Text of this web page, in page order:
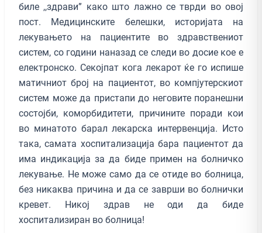
биле ,,здрави” како што лажно се тврди во овој
пост. Медицинските белешки, историјата на
лекувањето на пациентите во здравствениот
систем, со години наназад се следи во досие кое е
електронско. Секојпат кога лекарот ќе го испише
матичниот број на пациентот, во компјутерскиот
систем може да пристапи до неговите поранешни
состојби, коморбидитети, причините поради кои
во минатото барал лекарска интервенција. Исто
така, самата хоспитализација бара пациентот да
има индикација за да биде примен на болничко
лекување. Не може само да се отиде во болница,
без никаква причина и да се заврши во болнички
кревет. Никој здрав не оди да биде
хоспитализиран во болница!